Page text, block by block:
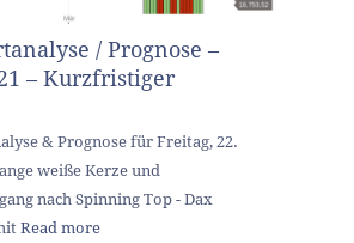
/ Prognose –
– Kurzfristiger
& Prognose für Freitag, 22.
weiße Kerze und
nach Spinning Top - Dax
Read more